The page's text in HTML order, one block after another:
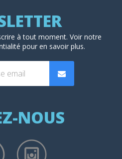
à tout moment. Voir notre
pour en savoir plus.
NOUS